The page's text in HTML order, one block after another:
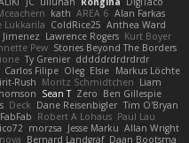
kath AREA 6 Alan Farkas
Lukkarila ColdRice25 Anthea Ward
Jimenez Lawrence Rogers Kurt Boyer
Pew Stories Beyond The Borders
Ty Grenier dddddrdrdrdrdr
Carlos Filipe Oleg Elsie Markus Löchte
Rush Moritz Schmidtchen Liam
Sean T Zero Ben Gillespie
Deck Dane Reisenbigler Tim O'Bryan
FabFab Robert A Lohaus Paul Lau
morzsa Jesse Marku Allan Wright
Bernard Landgraf Daan Bootsma